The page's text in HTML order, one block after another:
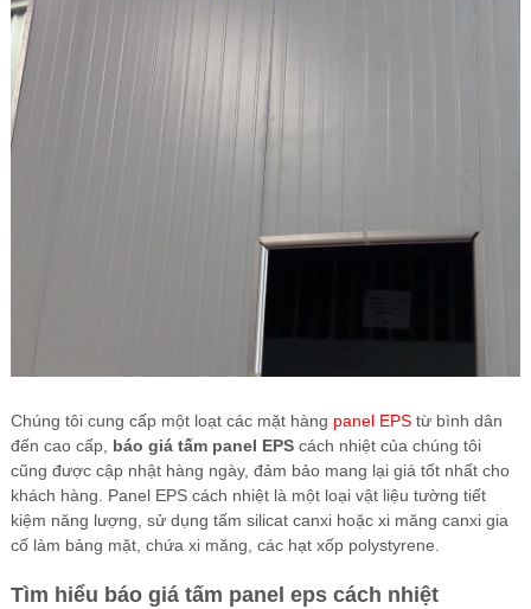
Chúng tôi cung cấp một loạt các mặt hàng panel EPStừ bình dân
đến cao cấp, báo giá tấm panel EPScách nhiệt của chúng tôi
cũng được cập nhật hàng ngày, đảm bảo mang lại giá tốt nhất cho
khách hàng. Panel EPS cách nhiệt là một loại vật liệu tường tiết
kiệm năng lượng, sử dụng tấm silicat canxi hoặc xi măng canxi gia
cố làm bảng mặt, chứa xi măng, các hạt xốp polystyrene.
Tìm hiểu báo giá tấm panel eps cách nhiệt